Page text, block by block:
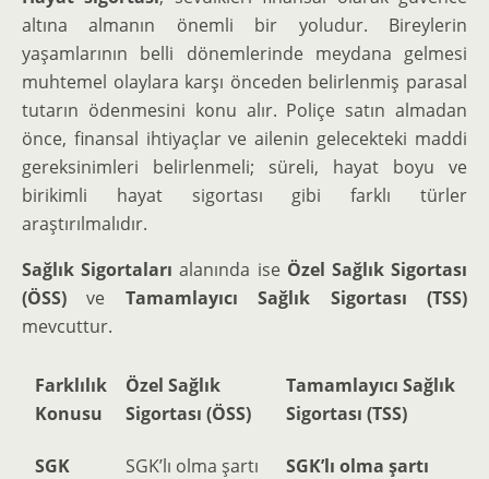
altına almanın önemli bir yoludur. Bireylerin
yaşamlarının belli dönemlerinde meydana gelmesi
muhtemel olaylara karşı önceden belirlenmiş parasal
tutarın ödenmesini konu alır. Poliçe satın almadan
önce, finansal ihtiyaçlar ve ailenin gelecekteki maddi
gereksinimleri belirlenmeli; süreli, hayat boyu ve
birikimli hayat sigortası gibi farklı türler
araştırılmalıdır.
Sağlık Sigortaları alanında ise Özel Sağlık Sigortası
(ÖSS) ve Tamamlayıcı Sağlık Sigortası (TSS)
mevcuttur.
Farklılık
Konusu
Özel Sağlık
Sigortası (ÖSS)
Tamamlayıcı Sağlık
Sigortası (TSS)
SGK
SGK’lı olma şartı
SGK’lı olma şartı